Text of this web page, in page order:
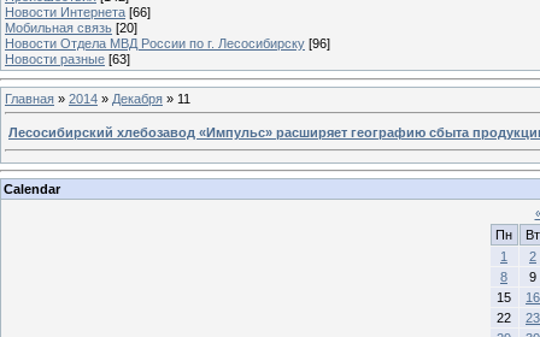
Новости Интернета [66]
Мобильная связь [20]
Новости Отдела МВД России по г. Лесосибирску [96]
Новости разные [63]
Главная » 2014 » Декабря » 11
Лесосибирский хлебозавод «Импульс» расширяет географию сбыта
Calendar
Пн
Вт
1
2
8
9
15
16
22
23